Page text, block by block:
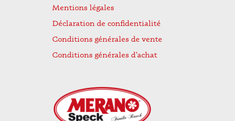
Mentions légales
Déclaration de confidentialité
Conditions générales de vente
Conditions générales d’achat